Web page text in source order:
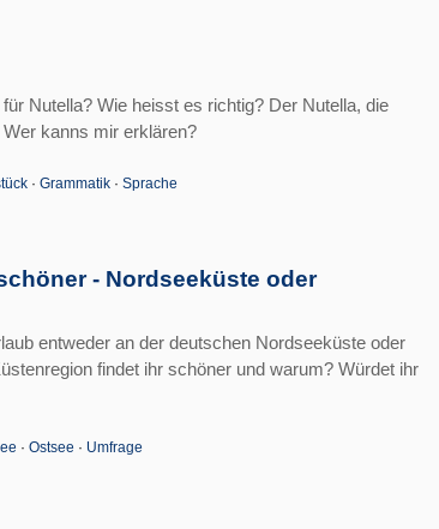
Nutella? Wie heisst es richtig? Der Nutella, die
kanns mir erklären?
· Grammatik · Sprache
- Nordseeküste oder
entweder an der deutschen Nordseeküste oder
findet ihr schöner und warum? Würdet ihr
· Ostsee · Umfrage